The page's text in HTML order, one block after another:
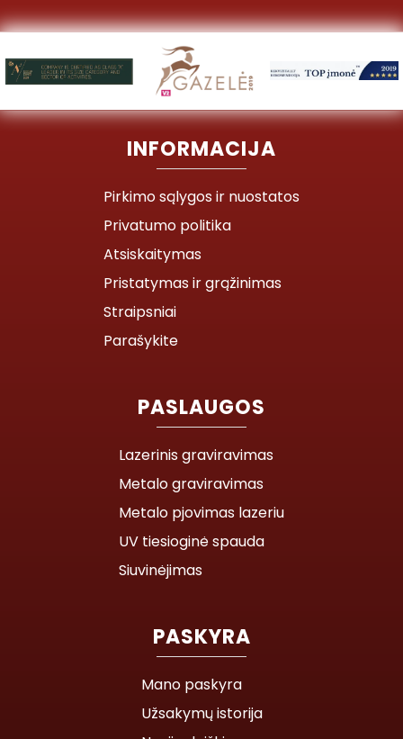
INFORMACIJA
Pirkimo sąlygos ir nuostatos
Privatumo politika
Atsiskaitymas
Pristatymas ir grąžinimas
Straipsniai
Parašykite
PASLAUGOS
Lazerinis graviravimas
Metalo graviravimas
Metalo pjovimas lazeriu
UV tiesioginė spauda
Siuvinėjimas
PASKYRA
Mano paskyra
Užsakymų istorija